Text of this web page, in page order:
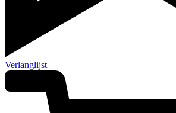
Verlanglijst